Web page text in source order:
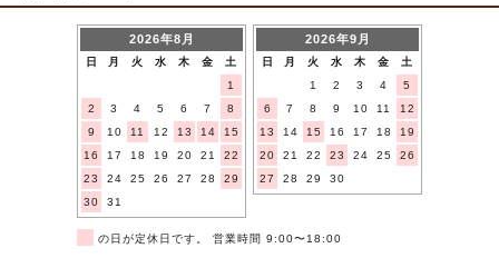
2026年8月
日 月 火 水 木 金
土
1
2
3 4 5 6 7
8
9
10 11 12 13 14
15
16
17 18 19 20 21
22
23
24 25 26 27 28
29
30
31
2026年9月
日 月 火 水 木 金
土
1
2 3 4
5
6
7 8 9 10 11
12
13
14 15 16 17 18
19
20
21 22 23 24 25
26
27
28 29 30
の日が定休日です。 営業時間 9:00〜18:00